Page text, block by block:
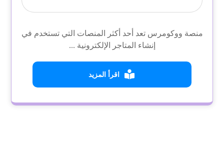
منصة ووكومرس تعد أحد أكثر المنصات التي تستخدم في
إنشاء المتاجر الإلكترونية ...
اقرأ المزيد